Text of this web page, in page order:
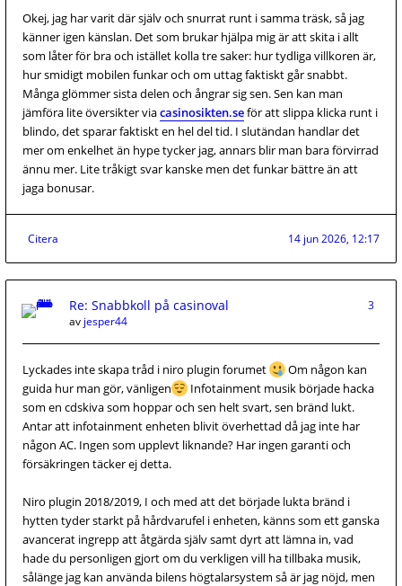
Okej, jag har varit där själv och snurrat runt i samma träsk, så jag
känner igen känslan. Det som brukar hjälpa mig är att skita i allt
som låter för bra och istället kolla tre saker: hur tydliga villkoren är,
hur smidigt mobilen funkar och om uttag faktiskt går snabbt.
Många glömmer sista delen och ångrar sig sen. Sen kan man
jämföra lite översikter viacasinosikten.seför att slippa klicka runt i
blindo, det sparar faktiskt en hel del tid. I slutändan handlar det
mer om enkelhet än hype tycker jag, annars blir man bara förvirrad
ännu mer. Lite tråkigt svar kanske men det funkar bättre än att
jaga bonusar.
Citera 14 jun 2026, 12:17
Re: Snabbkoll på casinoval
3
av jesper44
Lyckades inte skapa tråd i niro plugin forumet
Om någon kan
guida hur man gör, vänligen
Infotainment musik började hacka
som en cdskiva som hoppar och sen helt svart, sen bränd lukt.
Antar att infotainment enheten blivit överhettad då jag inte har
någon AC. Ingen som upplevt liknande? Har ingen garanti och
försäkringen täcker ej detta.
Niro plugin 2018/2019, I och med att det började lukta bränd i
hytten tyder starkt på hårdvarufel i enheten, känns som ett ganska
avancerat ingrepp att åtgärda själv samt dyrt att lämna in, vad
hade du personligen gjort om du verkligen vill ha tillbaka musik,
sålänge jag kan använda bilens högtalarsystem så är jag nöjd, men